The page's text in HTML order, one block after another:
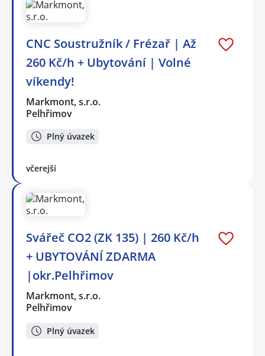
CNC Soustružník / Frézař | Až
260 Kč/h + Ubytování | Volné
víkendy!
Markmont, s.r.o.
Pelhřimov
Plný úvazek
včerejší
Svářeč CO2 (ZK 135) | 260 Kč/h
+ UBYTOVÁNÍ ZDARMA
|okr.Pelhřimov
Markmont, s.r.o.
Pelhřimov
Plný úvazek